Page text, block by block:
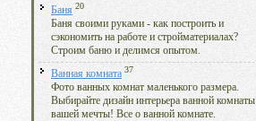
Баня 20
Баня своими руками - как построить и
сэкономить на работе и стройматериалах?
Строим баню и делимся опытом.
Ванная комната 37
Фото ванных комнат маленького размера.
Выбирайте дизайн интерьера ванной комнаты
вашей мечты! Все о ванной комнате.